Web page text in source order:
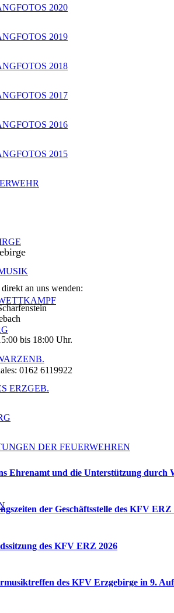
2020
2019
2018
2017
2016
2015
ERZGEB.
DER FEUERWEHREN
an uns wenden:
bis 18:00 Uhr.
0162 6119922
Ehrenamt und die Unterstützung
der Geschäftsstelle des KFV
des KFV ERZ 2026
des KFV Erzgebirge in 9.